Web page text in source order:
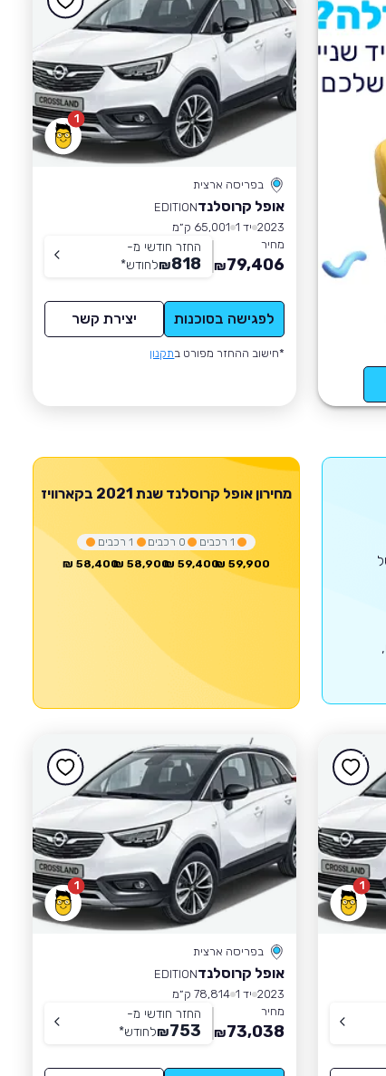
1
בפריסה ארצית
אופל קרוסלנדEDITION
2023 יד 1
65,001 ק״מ
מחיר
79,406
₪
החזר חודשי מ-
818
₪לחודש*
לפגישה בסוכנות יצירת קשר
*חישוב ההחזר מפורט בתקנון
באותה צורה.זהו הדור ה-1 של
₪ - 59,900 ₪,
מחירון אופל קרוסלנד שנת 2021 בקארוויז
58,400 ₪
1רכבים
58,900 ₪
0 רכבים
59,400 ₪
1 רכבים
59,900 ₪
1
1
בפריסה ארצית
אופל קרוסלנדEDITION
2023 יד 1
78,814 ק״מ
מחיר
73,038
₪
החזר חודשי מ-
753
₪לחודש*